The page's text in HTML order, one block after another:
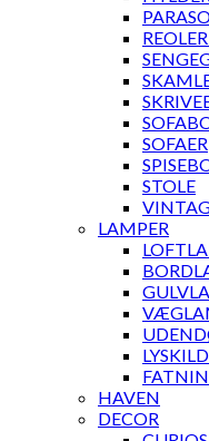
SOFAER
STOLE
LAMPER
HAVEN
DECOR